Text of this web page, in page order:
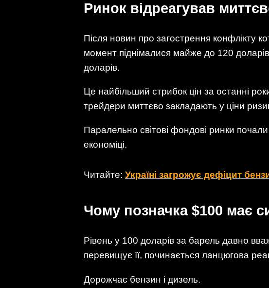
Ринок відреагував
Після новин про загострення конфлікту
момент піднімалися майже до 120
доларів.
Це найбільший стрибок цін за останні
трейдери миттєво закладають у ціни
Паралельно світові фондові ринки
економіці.
Читайте: Україні загрожує дефіцит
Чому позначка $100 має
Рівень у 100 доларів за барель давно
перевищує її, починається ланцюгова
Дорожчає бензин і дизель.